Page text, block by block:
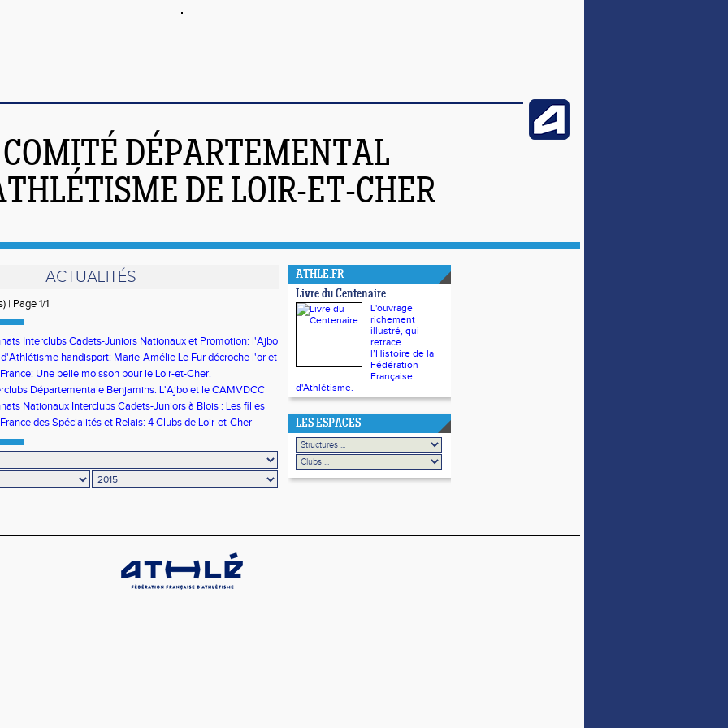
COMITÉ DÉPARTEMENTAL
DE LOIR-ET-CHER
ACTUALITÉS
| Page 1/1
Interclubs Cadets-Juniors Nationaux et Promotion: l'Ajbo
au rendez-vous
handisport: Marie-Amélie Le Fur décroche l'or et
propre record du Monde
Une belle moisson pour le Loir-et-Cher.
Départementale Benjamins: L'Ajbo et le CAMVDCC
Nationaux Interclubs Cadets-Juniors à Blois : Les filles
de la fête!
des Spécialités et Relais: 4 Clubs de Loir-et-Cher
ATHLE.FR
Livre du Centenaire
L'ouvrage
richement
illustré, qui
retrace
l’Histoire de la
Fédération
Française
d'Athlétisme.
LES ESPACES